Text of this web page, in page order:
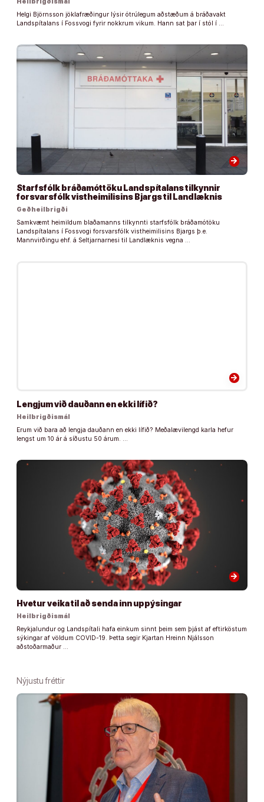
Heilbrigðismál
Helgi Björnsson jöklafræðingur lýsir ótrúlegum aðstæðum á bráðavakt
Landspítalans í Fossvogi fyrir nokkrum vikum. Hann sat þar í stól í …
arrow_forward
Starfsfólk bráðamóttöku Landspítalans tilkynnir
forsvarsfólk vistheimilisins Bjargs til Landlæknis
Geðheilbrigði
Samkvæmt heimildum blaðamanns tilkynnti starfsfólk bráðamótöku
Landspítalans í Fossvogi forsvarsfólk vistheimilisins Bjargs þ.e.
Mannvirðingu ehf. á Seltjarnarnesi til Landlæknis vegna …
arrow_forward
Lengjum við dauðann en ekki lífið?
Heilbrigðismál
Erum við bara að lengja dauðann en ekki lífið? Meðalævilengd karla hefur
lengst um 10 ár á síðustu 50 árum. …
arrow_forward
Hvetur veika til að senda inn uppýsingar
Heilbrigðismál
Reykjalundur og Landspítali hafa einkum sinnt þeim sem þjást af eftirköstum
sýkingar af völdum COVID-19. Þetta segir Kjartan Hreinn Njálsson
aðstoðarmaður …
Nýjustu fréttir